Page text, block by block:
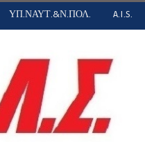
ΥΠ.ΝΑΥΤ.&Ν.ΠΟΛ. A.I.S.